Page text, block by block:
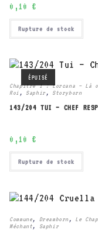
0,10 €
Rupture de stock
ÉPUISÉ
Chapitre 1 : Lorcana – Là
Roi , Saphir , Storyborn
143/204 TUI – CHEF
0,10 €
Rupture de stock
Commune, Dreamborn , Le
Méchant, Saphir